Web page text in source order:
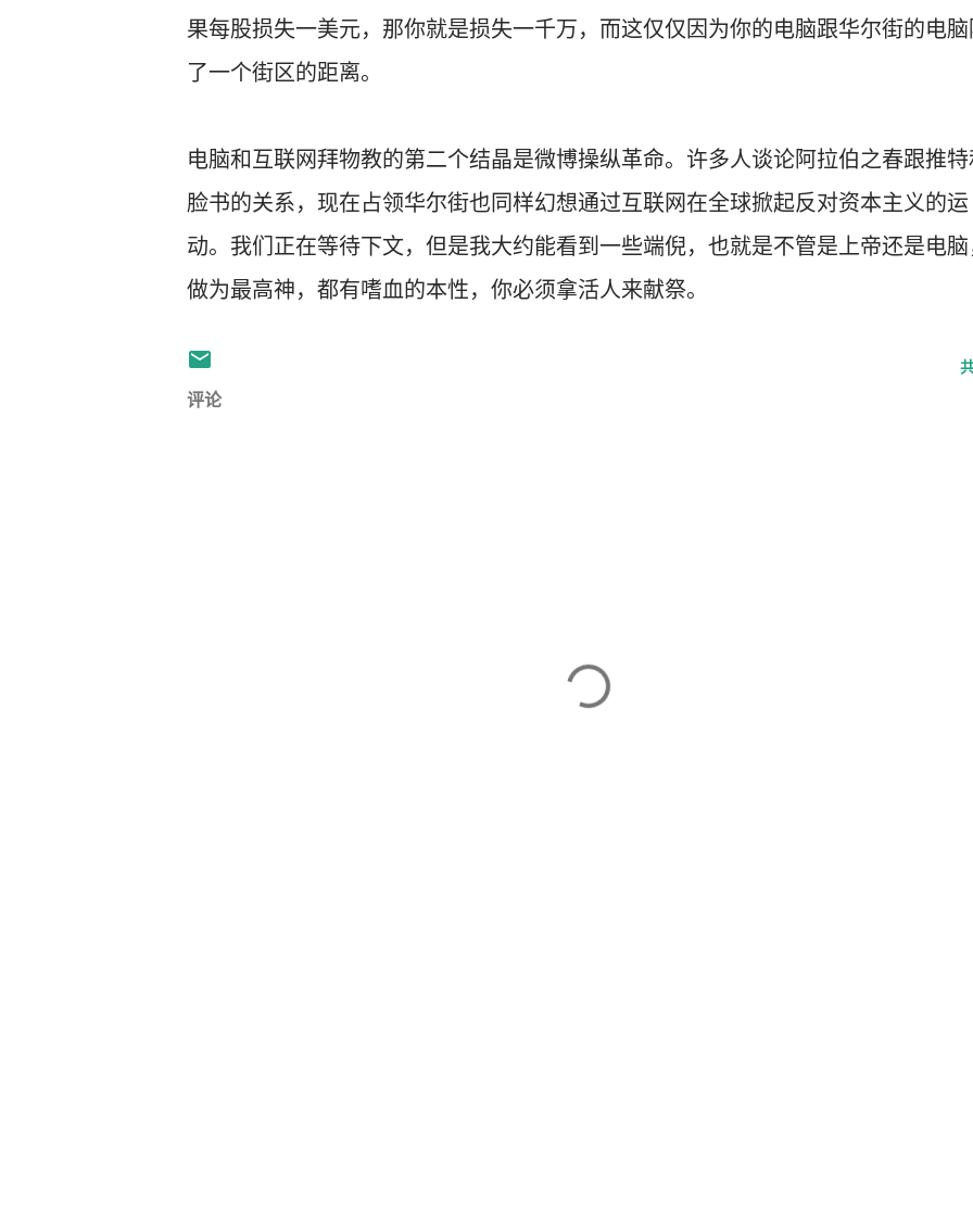
果每股损失一美元，那你就是损失一千万，而这仅仅因为你的电脑跟华尔街的电
了一个街区的距离。
电脑和互联网拜物教的第二个结晶是微博操纵革命。许多人谈论阿拉伯之春跟推
脸书的关系，现在占领华尔街也同样幻想通过互联网在全球掀起反对资本主义的运
动。我们正在等待下文，但是我大约能看到一些端倪，也就是不管是上帝还是电
做为最高神，都有嗜血的本性，你必须拿活人来献祭。
评论